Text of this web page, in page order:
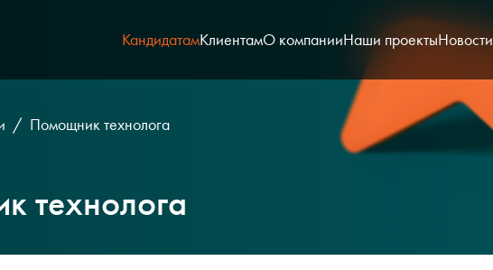
КандидатамКлиентамО компанииНаши проектыНовости
Помощник технолога
технолога